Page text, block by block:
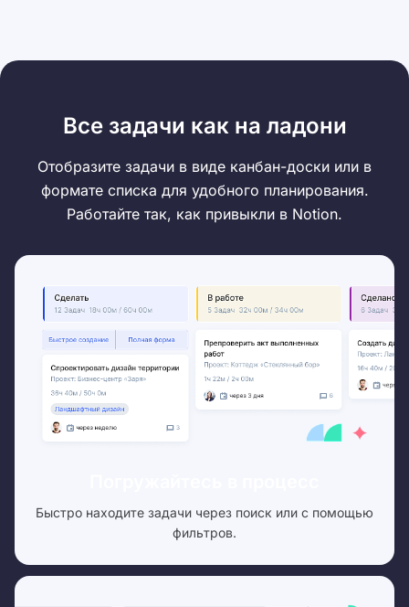
Все задачи как на ладони
Отобразите задачи в виде канбан-доски или в
формате списка для удобного планирования.
Работайте так, как привыкли в Notion.
Быстро находите задачи через поиск или с помощью
фильтров.